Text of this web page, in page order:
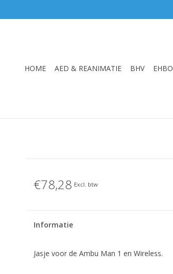
HOME AED & REANIMATIE BHV EHBO
€78,28 Excl. btw
Informatie
Jasje voor de Ambu Man 1 en Wireless.